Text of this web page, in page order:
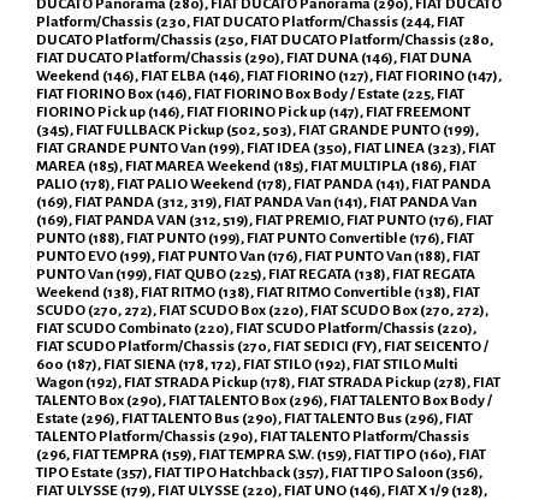
DUCATO Panorama (280), FIAT DUCATO Panorama (290), FIAT DUCATO
Platform/Chassis (230, FIAT DUCATO Platform/Chassis (244, FIAT
DUCATO Platform/Chassis (250, FIAT DUCATO Platform/Chassis (280,
FIAT DUCATO Platform/Chassis (290), FIAT DUNA (146), FIAT DUNA
Weekend (146), FIAT ELBA (146), FIAT FIORINO (127), FIAT FIORINO (147),
FIAT FIORINO Box (146), FIAT FIORINO Box Body / Estate (225, FIAT
FIORINO Pick up (146), FIAT FIORINO Pick up (147), FIAT FREEMONT
(345), FIAT FULLBACK Pickup (502, 503), FIAT GRANDE PUNTO (199),
FIAT GRANDE PUNTO Van (199), FIAT IDEA (350), FIAT LINEA (323), FIAT
MAREA (185), FIAT MAREA Weekend (185), FIAT MULTIPLA (186), FIAT
PALIO (178), FIAT PALIO Weekend (178), FIAT PANDA (141), FIAT PANDA
(169), FIAT PANDA (312, 319), FIAT PANDA Van (141), FIAT PANDA Van
(169), FIAT PANDA VAN (312, 519), FIAT PREMIO, FIAT PUNTO (176), FIAT
PUNTO (188), FIAT PUNTO (199), FIAT PUNTO Convertible (176), FIAT
PUNTO EVO (199), FIAT PUNTO Van (176), FIAT PUNTO Van (188), FIAT
PUNTO Van (199), FIAT QUBO (225), FIAT REGATA (138), FIAT REGATA
Weekend (138), FIAT RITMO (138), FIAT RITMO Convertible (138), FIAT
SCUDO (270, 272), FIAT SCUDO Box (220), FIAT SCUDO Box (270, 272),
FIAT SCUDO Combinato (220), FIAT SCUDO Platform/Chassis (220),
FIAT SCUDO Platform/Chassis (270, FIAT SEDICI (FY), FIAT SEICENTO /
600 (187), FIAT SIENA (178, 172), FIAT STILO (192), FIAT STILO Multi
Wagon (192), FIAT STRADA Pickup (178), FIAT STRADA Pickup (278), FIAT
TALENTO Box (290), FIAT TALENTO Box (296), FIAT TALENTO Box Body /
Estate (296), FIAT TALENTO Bus (290), FIAT TALENTO Bus (296), FIAT
TALENTO Platform/Chassis (290), FIAT TALENTO Platform/Chassis
(296, FIAT TEMPRA (159), FIAT TEMPRA S.W. (159), FIAT TIPO (160), FIAT
TIPO Estate (357), FIAT TIPO Hatchback (357), FIAT TIPO Saloon (356),
FIAT ULYSSE (179), FIAT ULYSSE (220), FIAT UNO (146), FIAT X 1/9 (128),